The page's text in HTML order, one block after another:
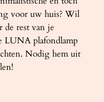
voor uw huis? Wil
de rest van je
LUNA plafondlamp
Nodig hem uit